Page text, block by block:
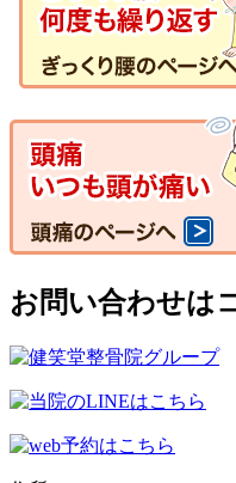
お問い合わせは